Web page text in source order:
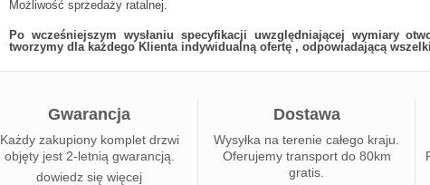
Możliwość sprzedaży ratalnej.
Po wcześniejszym wysłaniu specyfikacji uwzględniającej wymiary
tworzymy dla każdego Klienta indywidualną ofertę , odpowiadającą
Gwarancja
Każdy zakupiony komplet drzwi
objęty jest 2-letnią gwarancją.
dowiedz się więcej
Dostawa
Wysyłka na terenie całego kraju.
Oferujemy transport do 80km
gratis.